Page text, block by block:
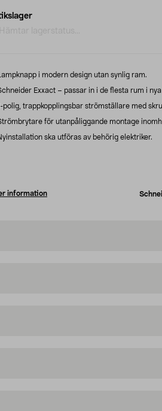
Hämtar lagerstatus...
i modern design utan synlig ram.
Exxact – passar in i de flesta rum i
polig, trappkopplingsbar strömställare med
för utanpåliggande montage
ska utföras av behörig elektriker.
information